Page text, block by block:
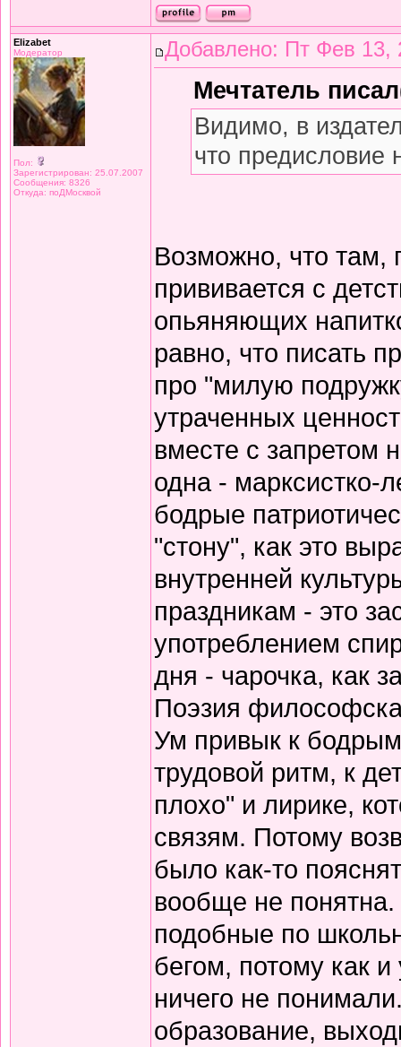
Elizabet
Модератор
Пол:
Зарегистрирован: 25.07.2007
Сообщения: 8326
Откуда: поДМосквой
Добавлено: Пт Фев 13,
Мечтатель
Видимо, в
что предисловие
Возможно, что там,
прививается с
опьяняющих
равно, что писать
про "милую
утраченных
вместе с запретом
одна - марксистко-
бодрые
"стону", как это
внутренней
праздникам - это
употреблением
дня - чарочка, как
Поэзия
Ум привык к
трудовой ритм, к
плохо" и лирике,
связям. Потому
было как-то
вообще не
подобные по
бегом, потому как
ничего не
образование,